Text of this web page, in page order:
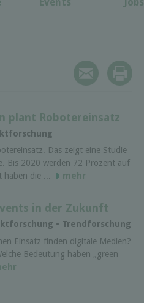
plant Robotereinsatz
Das zeigt eine Studie
Bis 2020 werden 72 Prozent auf
haben die ...
mehr
in der Zukunft
• Trendforschung
Einsatz finden digitale Medien?
Bedeutung haben „green